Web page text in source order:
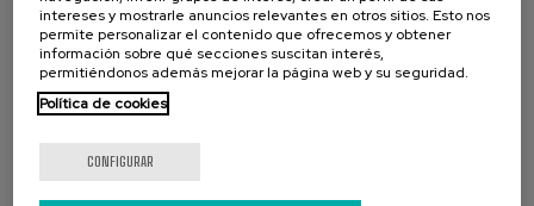
REDES SOCIALES
intereses y mostrarle anuncios relevantes en otros sitios. Esto nos
permite personalizar el contenido que ofrecemos y obtener
información sobre qué secciones suscitan interés,
permitiéndonos además mejorar la página web y su seguridad.
Política de cookies
CONFIGURAR